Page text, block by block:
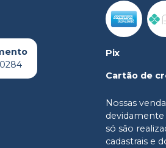
Pix
Cartão de
Nossas
só são
cadastrais e